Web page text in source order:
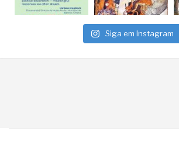
Siga em Instagram